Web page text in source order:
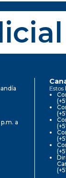
a
Estos